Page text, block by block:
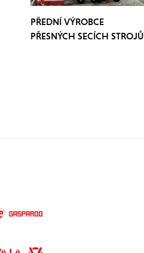
PŘEDNÍ VÝROBCE
PŘESNÝCH SECÍCH STROJŮ